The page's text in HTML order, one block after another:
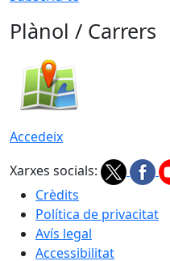
Plànol / Carrers
Accedeix
Xarxes socials:
Crèdits
Política de privacitat
Avís legal
Accessibilitat